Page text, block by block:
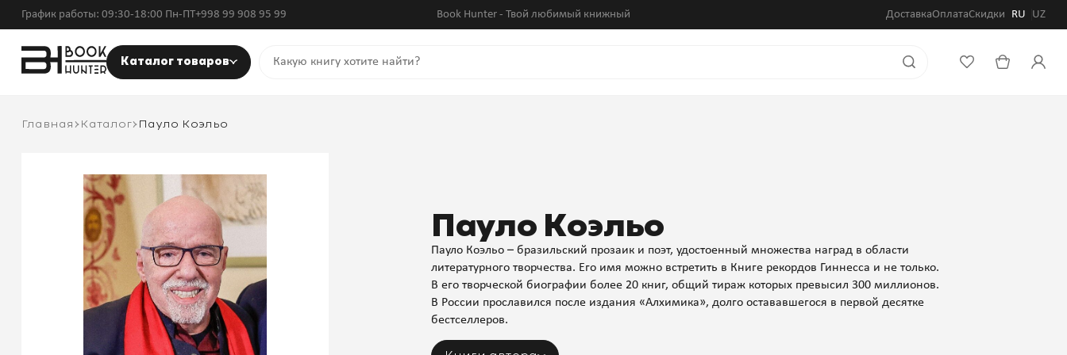
График работы: 09:30-18:00 Пн-ПТ+998 99 908 95 99 Book Hunter - Твой любимый книжный ДоставкаОплатаСкидки RU UZ
Каталог товаров
Главная Каталог Пауло Коэльо
Пауло Коэльо
Пауло Коэльо – бразильский прозаик и поэт, удостоенный множества наград в области
литературного творчества. Его имя можно встретить в Книге рекордов Гиннесса и не только.
В его творческой биографии более 20 книг, общий тираж которых превысил 300 миллионов.
В России прославился после издания «Алхимика», долго остававшегося в первой десятке
бестселлеров.